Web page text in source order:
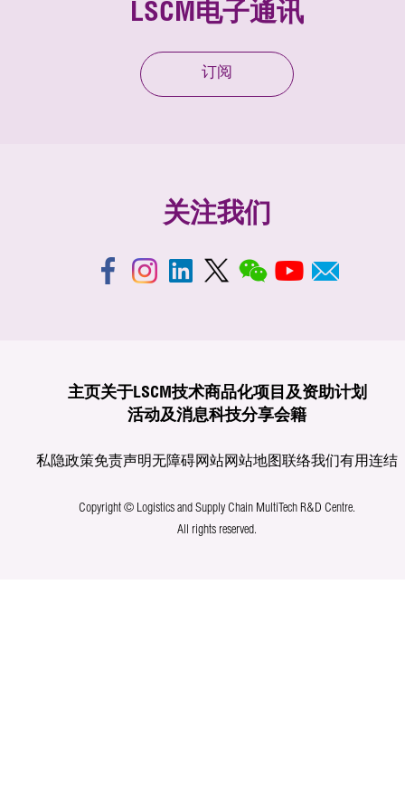
LSCM电子通讯
订阅
关注我们
主页关于LSCM技术商品化项目及资助计划
活动及消息科技分享会籍
私隐政策免责声明无障碍网站网站地图联络我们有用连结
Copyright © Logistics and Supply Chain MultiTech R&D Centre.
All rights reserved.